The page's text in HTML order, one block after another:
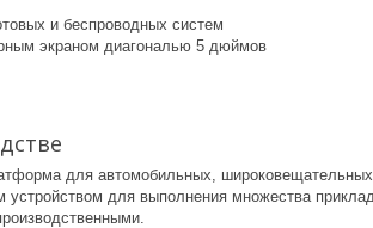
и беспроводных систем
экраном диагональю 5 дюймов
для автомобильных,
для выполнения множества